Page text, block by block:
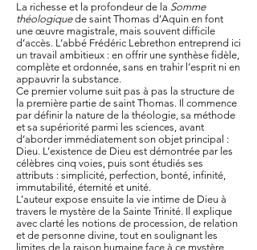
La richesse et la profondeur de la Somme
théologiquede saint Thomas d’Aquin en font
une œuvre magistrale, mais souvent difficile
d’accès. L’abbé Frédéric Lebrethon entreprend ici
un travail ambitieux : en offrir une synthèse fidèle,
complète et ordonnée, sans en trahir l’esprit ni en
appauvrir la substance.
Ce premier volume suit pas à pas la structure de
la première partie de saint Thomas. Il commence
par définir la nature de la théologie, sa méthode
et sa supériorité parmi les sciences, avant
d’aborder immédiatement son objet principal :
Dieu. L’existence de Dieu est démontrée par les
célèbres cinq voies, puis sont étudiés ses
attributs : simplicité, perfection, bonté, infinité,
immutabilité, éternité et unité.
L’auteur expose ensuite la vie intime de Dieu à
travers le mystère de la Sainte Trinité. Il explique
avec clarté les notions de procession, de relation
et de personne divine, tout en soulignant les
limites de la raison humaine face à ce mystère